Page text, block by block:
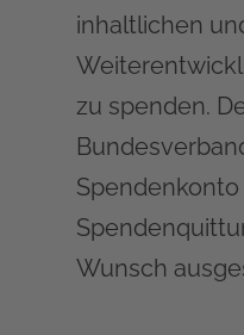
inhaltlichen
zu spenden.
Wunsch